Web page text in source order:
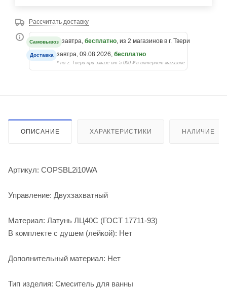
Рассчитать доставку
Самовывоз завтра, бесплатно , из 2 магазинов в г. Твери
Доставка завтра, 09.08.2026, бесплатно
* по г. Твери при заказе от 5 000 ₽ в интернет-магазине
ОПИСАНИЕ ХАРАКТЕРИСТИКИ НАЛИЧИЕ
Артикул: COPSBL2i10WA
Управление: Двухзахватный
Материал: Латунь ЛЦ40C (ГОСТ 17711-93)
В комплекте с душем (лейкой): Нет
Дополнительный материал: Нет
Тип изделия: Смеситель для ванны